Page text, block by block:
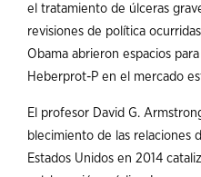
el tratamiento de úlceras
revisiones de política
Obama abrieron espacios
Heberprot-P en el mercado
El profesor David G.
blecimiento de las relaciones
Estados Unidos en 2014